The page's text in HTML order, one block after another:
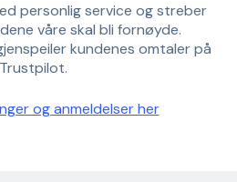
personlig service og streber
våre skal bli fornøyde.
kundenes omtaler på
Trustpilot.
og anmeldelser her